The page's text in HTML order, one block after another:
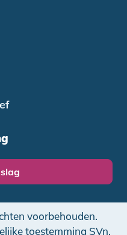
voorbehouden.
toestemming SVn.